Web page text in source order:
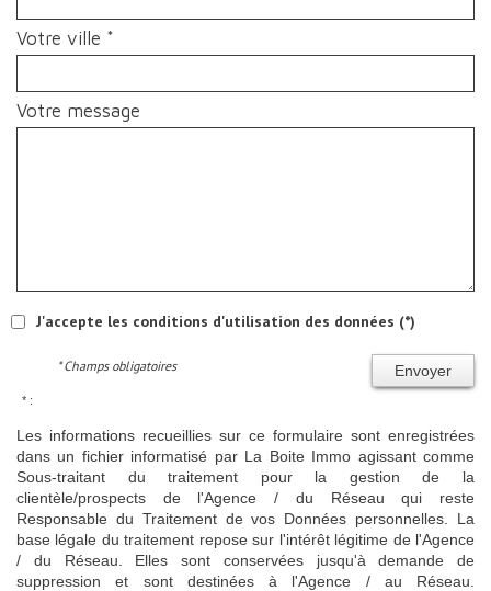
Votre ville *
Votre message
J'accepte les conditions d'utilisation des données (*)
Envoyer
* Champs obligatoires
* :
Les informations recueillies sur ce formulaire sont enregistrées
dans un fichier informatisé par La Boite Immo agissant comme
Sous-traitant du traitement pour la gestion de la
clientèle/prospects de l'Agence / du Réseau qui reste
Responsable du Traitement de vos Données personnelles. La
base légale du traitement repose sur l'intérêt légitime de l'Agence
/ du Réseau. Elles sont conservées jusqu'à demande de
suppression et sont destinées à l'Agence / au Réseau.